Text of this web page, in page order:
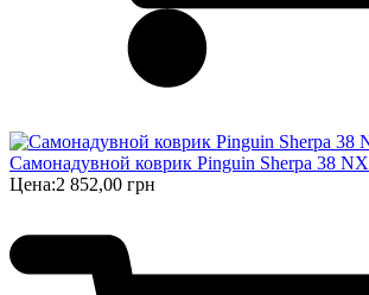
Самонадувной коврик Pinguin Sherpa 38 NX
Цена:2 852,00 грн